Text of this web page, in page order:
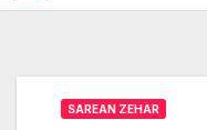
SAREAN ZEHAR